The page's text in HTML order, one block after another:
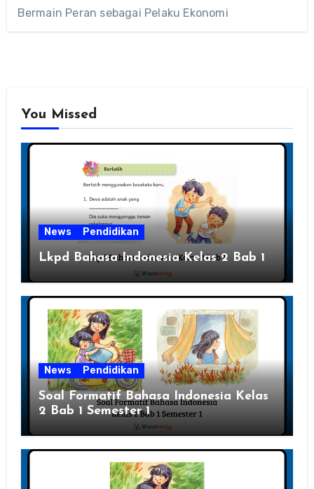
Bermain Peran sebagai Pelaku Ekonomi
You Missed
News Pendidikan
Lkpd Bahasa Indonesia Kelas 2 Bab 1
News Pendidikan
Soal Formatif Bahasa Indonesia Kelas
2 Bab 1 Semester 1